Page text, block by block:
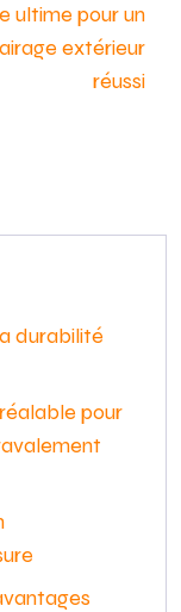
ultime pour un
extérieur
réussi
durabilité
pour